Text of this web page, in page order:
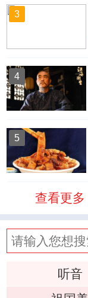
3
4
5
查看更多
听音